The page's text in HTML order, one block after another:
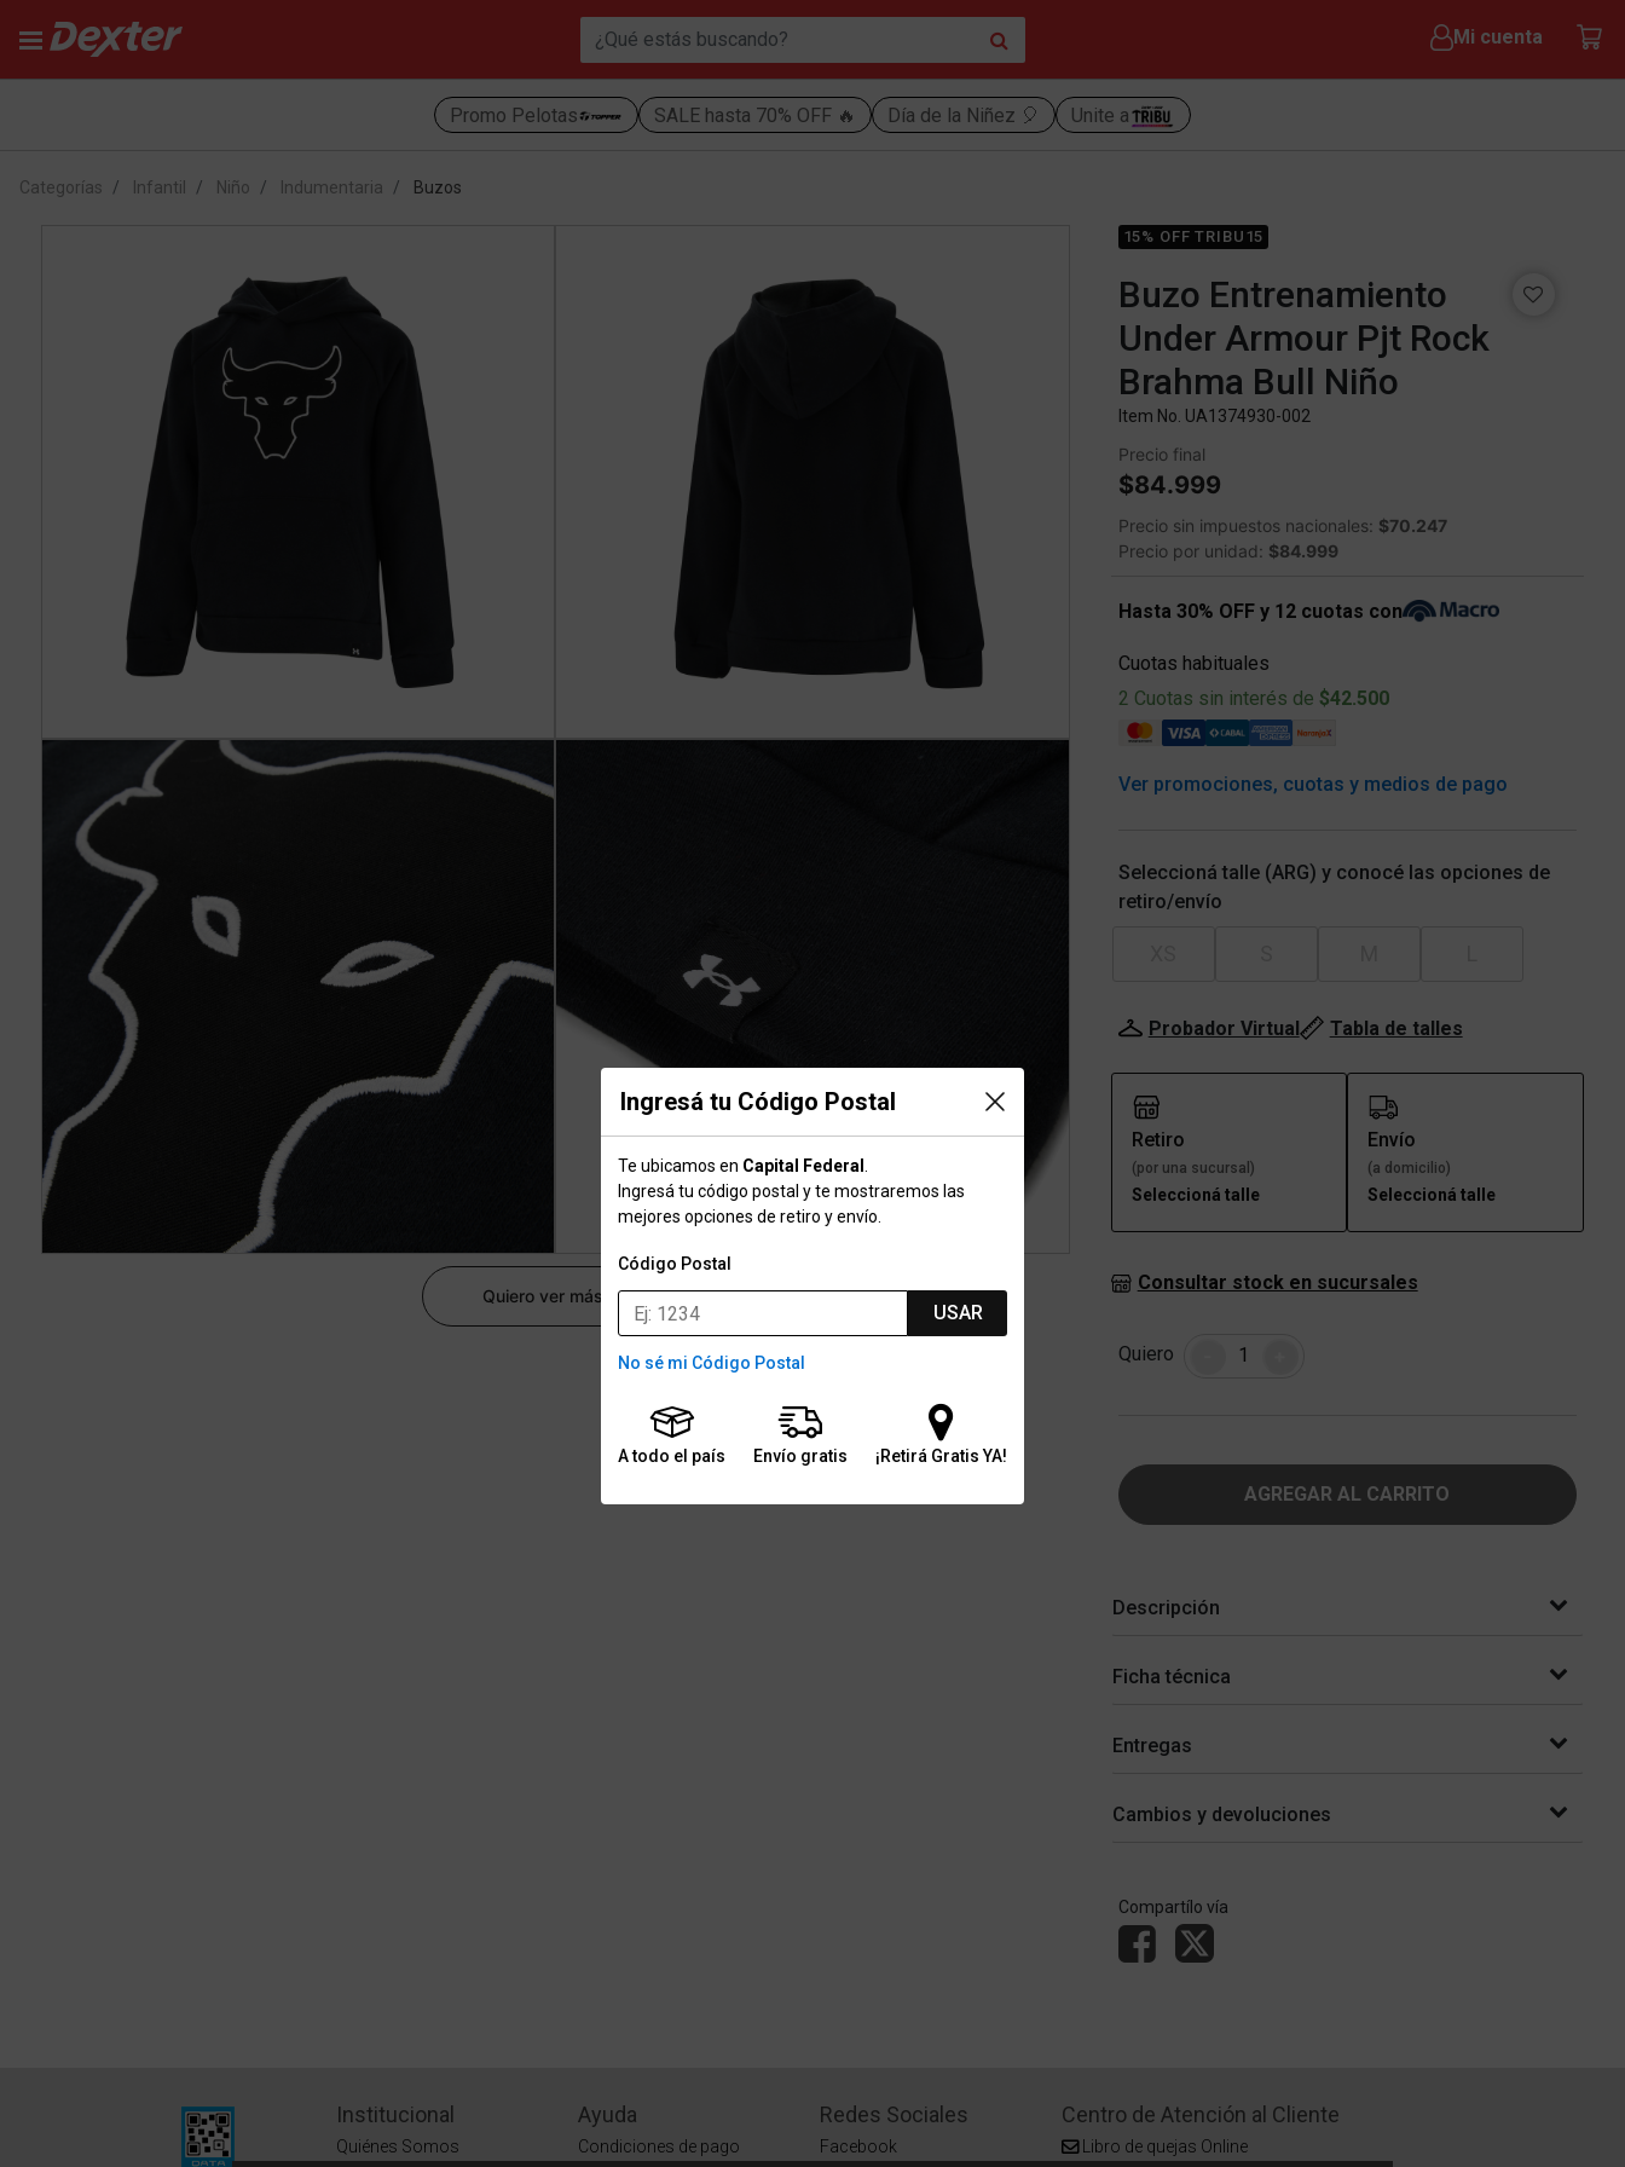
Mi cuenta
Promo Pelotas SALE hasta 70% OFF 🔥 Día de la Niñez 🎈 Unite a
Ingresá tu Código Postal
Te ubicamos en Capital Federal
Ingresá tu código postal y te mostraremos las
mejores opciones de retiro y envío.
Código Postal
USAR
No sé mi Código Postal
A todo el país Envío gratis ¡Retirá Gratis YA!
Categorías Infantil Niño Indumentaria Buzos
Quiero ver más
15% OFF TRIBU15
Buzo Entrenamiento
Under Armour Pjt Rock
Brahma Bull Niño
Item No. UA1374930-002
Precio final
$84.999
Precio sin impuestos nacionales: $70.247
Precio por unidad: $84.999
Hasta 30% OFF y 12 cuotas con
Cuotas habituales
2 Cuotas sin interés de $42.500
Ver promociones, cuotas y medios de pago
Seleccioná talle (ARG) y conocé las opciones de
retiro/envío
Probador Virtual Tabla de talles
Retiro
(por una sucursal)
Seleccioná talle
Envío
(a domicilio)
Seleccioná talle
Consultar stock en sucursales
Quiero Cantidad
AGREGAR AL CARRITO
Descripción
Ficha técnica
Entregas
Cambios y devoluciones
Compartílo vía
Institucional
Quiénes Somos
Ayuda
Condiciones de pago
Redes Sociales
Facebook
Centro de Atención al Cliente
Libro de quejas Online